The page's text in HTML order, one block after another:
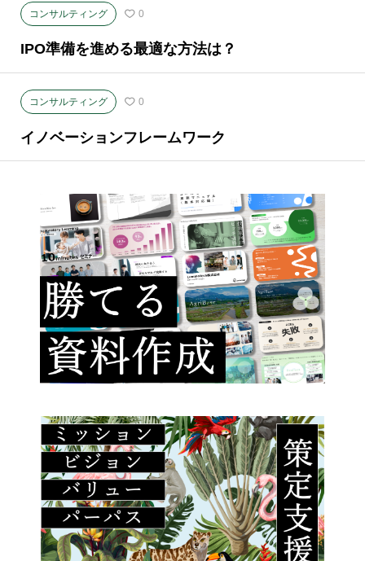
コンサルティング 0
IPO準備を進める最適な方法は？
コンサルティング 0
イノベーションフレームワーク